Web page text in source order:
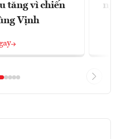
tăng vì chiến
Vịnh